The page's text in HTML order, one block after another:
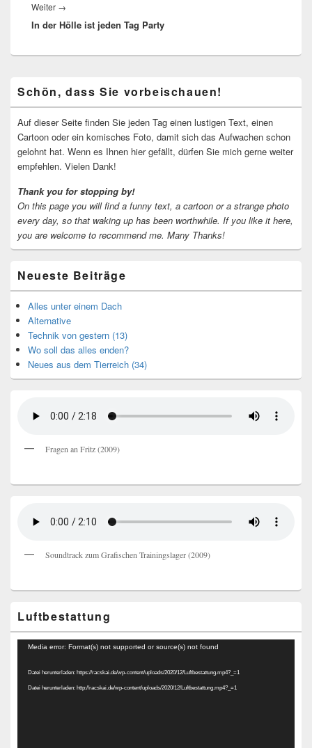
Weiter →
Beitrag:
In der Hölle ist jeden Tag Party
Seitenleisten-
Widgetbereich
Schön, dass Sie vorbeischauen!
Auf dieser Seite finden Sie jeden Tag einen lustigen Text, einen
Cartoon oder ein komisches Foto, damit sich das Aufwachen schon
gelohnt hat. Wenn es Ihnen hier gefällt, dürfen Sie mich gerne weiter
empfehlen. Vielen Dank!
Thank you for stopping by!
On this page you will find a funny text, a cartoon or a strange photo
every day, so that waking up has been worthwhile. If you like it here,
you are welcome to recommend me. Many Thanks!
Neueste Beiträge
Alles unter einem Dach
Alternative
Technik von gestern (13)
Wo soll das alles enden?
Neues aus dem Tierreich (34)
Fragen an Fritz (2009)
Soundtrack zum Grafischen Trainingslager (2009)
Luftbestattung
Video-
Media error: Format(s) not supported or source(s) not found
Datei herunterladen: https://racskai.de/wp-content/uploads/2020/12/Luftbestattung.mp4?_=1
Datei herunterladen: http://racskai.de/wp-content/uploads/2020/12/Luftbestattung.mp4?_=1